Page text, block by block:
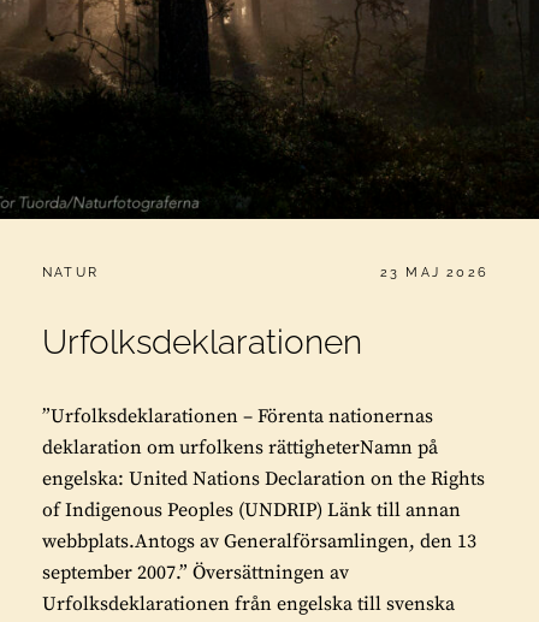
CATEGORIES:
NATUR PUBLICERAT
23 MAJ 2026
Urfolksdeklarationen
”Urfolksdeklarationen – Förenta nationernas
deklaration om urfolkens rättigheterNamn på
engelska: United Nations Declaration on the Rights
of Indigenous Peoples (UNDRIP) Länk till annan
webbplats.Antogs av Generalförsamlingen, den 13
september 2007.” Översättningen av
Urfolksdeklarationen från engelska till svenska